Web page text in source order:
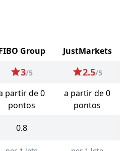
Group
JustMarkets
3/5 2.5/5
partir de 0
pontos
a partir de 0
pontos
0.8